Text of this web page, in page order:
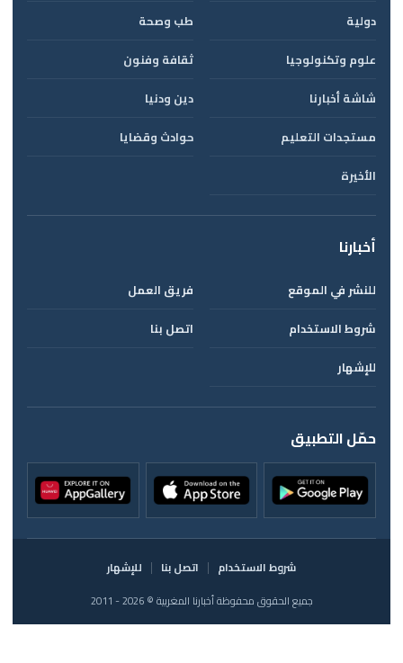
دولية
طب وصحة
علوم وتكنولوجيا
ثقافة وفنون
شاشة أخبارنا
دين ودنيا
مستجدات التعليم
حوادث وقضايا
الأخيرة
أخبارنا
للنشر في الموقع
فريق العمل
شروط الاستخدام
اتصل بنا
للإشهار
حمّل التطبيق
شروط الاستخدام اتصل بنا
للإشهار
جميع الحقوق محفوظة أخبارنا المغربية © 2026 - 2011